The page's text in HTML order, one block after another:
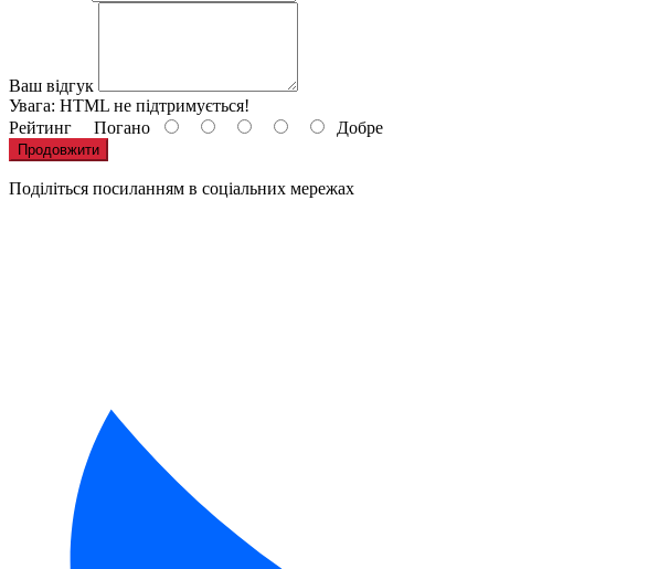
Ваш відгук
Увага: HTML не підтримується!
Рейтинг Погано Добре
Продовжити
Поділіться посиланням в соціальних мережах